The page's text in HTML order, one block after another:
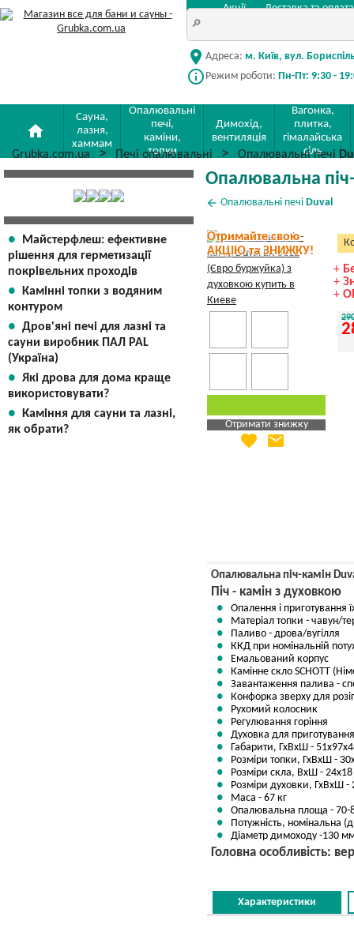
Акції Доставка та оплата
location_on Адреса: м. Київ, вул.
info_outline Режим роботи: Пн-Пт: 9:30 -
home
Сауна,
лазня,
хаммам
Опалювальні
печі,
каміни,
топки
Димохід,
вентиляція
Вагонка,
плитка,
гімалайська
сіль
Grubka.com.ua Печі опалювальні Опалювальні печі
Майстерфлеш: ефективне
рішення для герметизації
покрівельних проходів
Камінні топки з водяним
контуром
Дров'яні печі для лазні та
сауни виробник ПАЛ PAL
(Україна)
Які дрова для дома краще
використовувати?
Каміння для сауни та лазні,
як обрати?
Опалювальна
arrow_back Опалювальні печі Duval
Отримайте свою
АКЦІЮ та ЗНИЖКУ!
Отримати знижку
Яка Ваша ціна
favorite email
+
+
+
Опалювальна піч-камін
Піч - камін з духовкою
Опалення і приготування
Матеріал топки - чавун/
Паливо - дрова/вугілля
ККД при номінальній
Емальований корпус
Камінне скло SCHOTT
Завантаження палива -
Конфорка зверху для
Рухомий колосник
Регулювання горіння
Духовка для приготування
Габарити, ГхВхШ -
Розміри топки, ГхВхШ -
Розміри скла, ВхШ -
Розміри духовки, ГхВхШ -
Маса - 67 кг
Опалювальна площа - 70-
Потужність, номінальна
Діаметр димоходу -130
Головна особливість:
Характеристики